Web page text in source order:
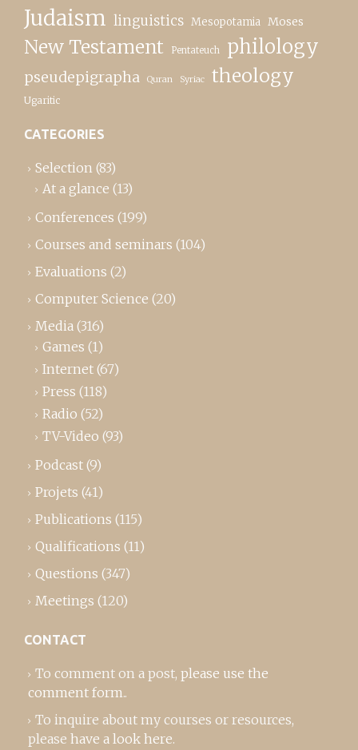
Judaism linguistics Mesopotamia Moses
New Testament Pentateuch philology
pseudepigrapha Quran Syriac theology
Ugaritic
CATEGORIES
Selection (83)
At a glance (13)
Conferences (199)
Courses and seminars (104)
Evaluations (2)
Computer Science (20)
Media (316)
Games (1)
Internet (67)
Press (118)
Radio (52)
TV-Video (93)
Podcast (9)
Projets (41)
Publications (115)
Qualifications (11)
Questions (347)
Meetings (120)
CONTACT
To comment on a post, please use the
comment form..
To inquire about my courses or resources,
please have a look here.